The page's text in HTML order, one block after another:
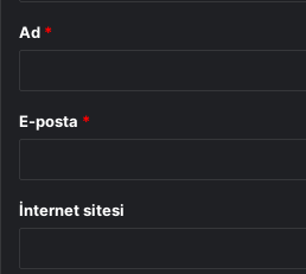
Ad *
E-posta *
İnternet sitesi